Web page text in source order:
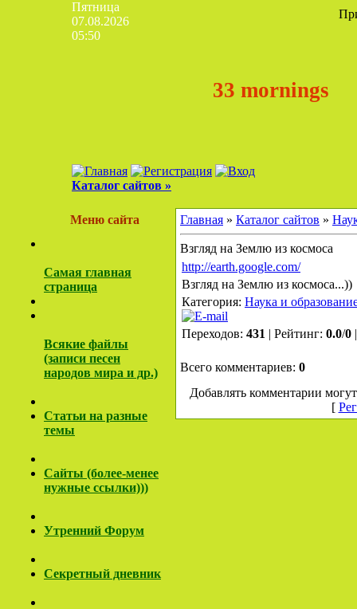
Пятница
07.08.2026
05:50
33 mornings
Каталог сайтов »
Меню сайта
Самая главная
страница
Всякие файлы
(записи песен
народов мира и др.)
Cтатьи на разные
темы
Сайты (более-менее
нужные ссылки)))
Утренний Форум
Секретный дневник
Главная » Каталог сайтов »
Взгляд на Землю из космоса
http://earth.google.com/
Взгляд на Землю из космоса...))
Категория: Наука и
Переходов: 431 | Рейтинг: 0.0/0
Всего комментариев: 0
Добавлять комментарии
[